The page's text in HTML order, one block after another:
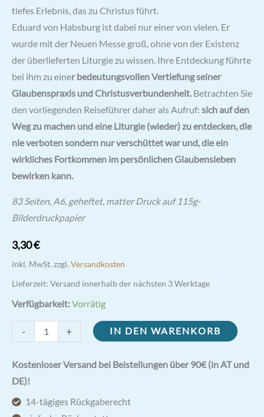
tiefes Erlebnis, das zu Christus führt.
Eduard von Habsburg ist dabei nur einer von vielen. Er
wurde mit der Neuen Messe groß, ohne von der Existenz
der überlieferten Liturgie zu wissen. Ihre Entdeckung führte
bei ihm zu einer bedeutungsvollen Vertiefung seiner
Glaubenspraxis und Christusverbundenheit.Betrachten Sie
den vorliegenden Reiseführer daher als Aufruf: sich auf den
Weg zu machen und eine Liturgie (wieder) zu entdecken, die
nie verboten sondern nur verschüttet war und, die ein
wirkliches Fortkommen im persönlichen Glaubensleben
bewirken kann.
83 Seiten, A6, geheftet, matter Druck auf 115g-
Bilderdruckpapier
3,30€
inkl. MwSt. zzgl. Versandkosten
Lieferzeit: Versand innerhalb der nächsten 3 Werktage
Verfügbarkeit:Vorrätig
-
Abenteuer
»Alte
Messe«.
Ein
+ IN DEN WARENKORB
Kostenloser Versand bei Beistellungen über 90€ (in AT und
DE)!
14-tägiges Rückgaberecht